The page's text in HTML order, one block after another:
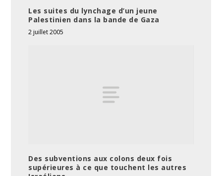
Les suites du lynchage d’un jeune
Palestinien dans la bande de Gaza
2 juillet 2005
Des subventions aux colons deux fois
supérieures à ce que touchent les autres